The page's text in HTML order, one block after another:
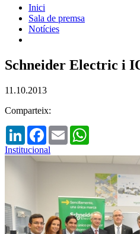
Inici
Sala de premsa
Notícies
Schneider Electric i
11.10.2013
Comparteix:
LinkedInFacebook
Email
Institucional